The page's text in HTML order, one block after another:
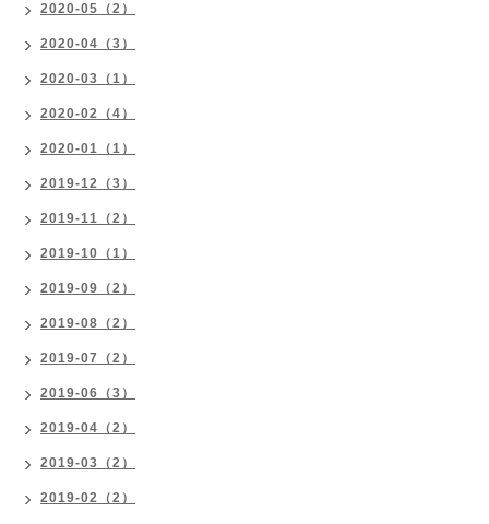
2020-05（2）
2020-04（3）
2020-03（1）
2020-02（4）
2020-01（1）
2019-12（3）
2019-11（2）
2019-10（1）
2019-09（2）
2019-08（2）
2019-07（2）
2019-06（3）
2019-04（2）
2019-03（2）
2019-02（2）